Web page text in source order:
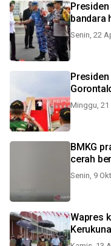
bandara
Senin, 22
Minggu, 21
BMKG
cerah
Senin, 9
Wapres